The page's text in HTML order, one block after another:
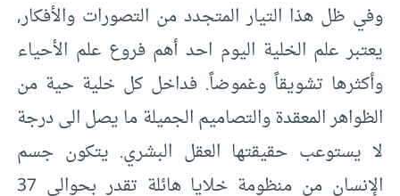
وفي ظل هذا التيار المتجدد من التصورات والأفكار,
يعتبر علم الخلية اليوم احد أهم فروع علم الأحياء
وأكثرها تشويقاً وغموضاً. فداخل كل خلية حية من
الظواهر المعقدة والتصاميم الجميلة ما يصل الى درجة
لا يستوعب حقيقتها العقل البشري. يتكون جسم
الإنسان من منظومة خلايا هائلة تقدر بحوالي 37